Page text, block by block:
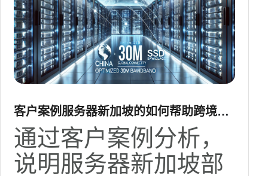
客户案例服务器新加坡的如何帮助跨境电
商提升下单速度
通过客户案例分析，
说明服务器新加坡部